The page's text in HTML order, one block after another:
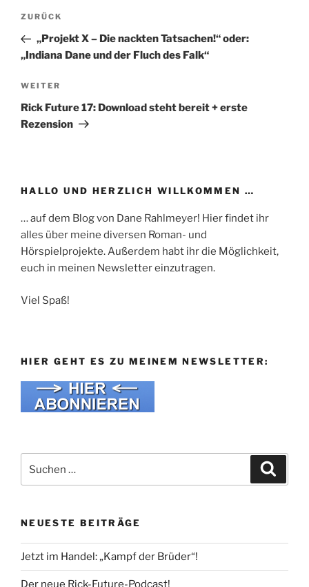
Beitragsnavigation
Vorheriger
Beitrag
ZURÜCK
„Projekt X – Die nackten Tatsachen!“ oder:
„Indiana Dane und der Fluch des Falk“
Nächster
Beitrag
WEITER
Rick Future 17: Download steht bereit + erste
Rezension
HALLO UND HERZLICH WILLKOMMEN …
… auf dem Blog von Dane Rahlmeyer! Hier findet ihr
alles über meine diversen Roman- und
Hörspielprojekte. Außerdem habt ihr die Möglichkeit,
euch in meinen Newsletter einzutragen.
Viel Spaß!
HIER GEHT ES ZU MEINEM NEWSLETTER:
nach:
NEUESTE BEITRÄGE
Jetzt im Handel: „Kampf der Brüder“!
Der neue Rick-Future-Podcast!